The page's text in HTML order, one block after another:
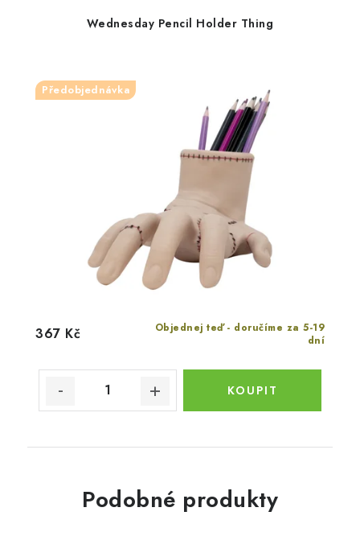
Wednesday Pencil Holder Thing
Předobjednávka
Objednej teď - doručíme za 5-19
dní
367 Kč
Podobné produkty